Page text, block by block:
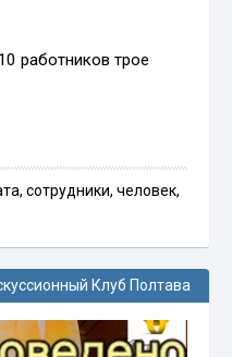
работников трое
, сотрудники, человек,
Клуб Полтава